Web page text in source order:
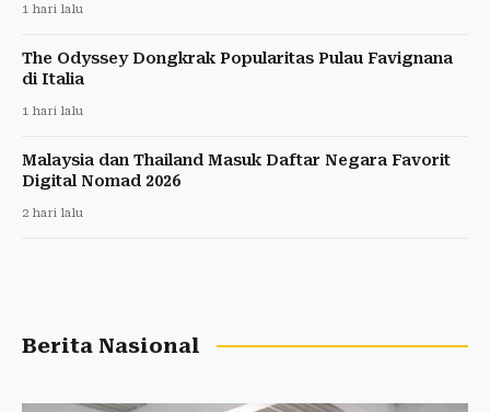
1 hari lalu
The Odyssey Dongkrak Popularitas Pulau Favignana
di Italia
1 hari lalu
Malaysia dan Thailand Masuk Daftar Negara Favorit
Digital Nomad 2026
2 hari lalu
Berita Nasional